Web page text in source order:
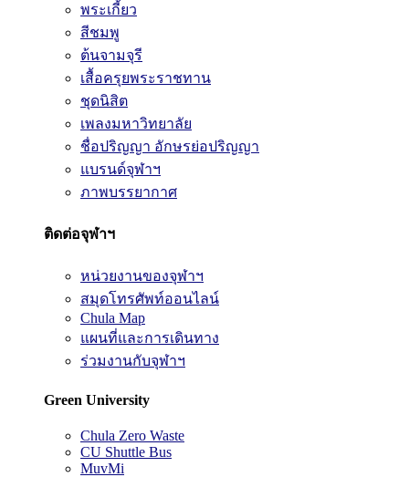
พระเกี้ยว
สีชมพู
ต้นจามจุรี
เสื้อครุยพระราชทาน
ชุดนิสิต
เพลงมหาวิทยาลัย
ชื่อปริญญา อักษรย่อปริญญา
แบรนด์จุฬาฯ
ภาพบรรยากาศ
ติดต่อจุฬาฯ
หน่วยงานของจุฬาฯ
สมุดโทรศัพท์ออนไลน์
Chula Map
แผนที่และการเดินทาง
ร่วมงานกับจุฬาฯ
Green University
Chula Zero Waste
CU Shuttle Bus
MuvMi